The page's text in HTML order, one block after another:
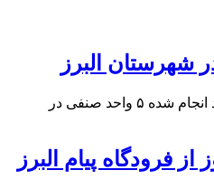
محمد نصیری گفت: در ۴۵ بازدید انجام شده ۵ واحد صنفی در
فرودگاه پیام البرز